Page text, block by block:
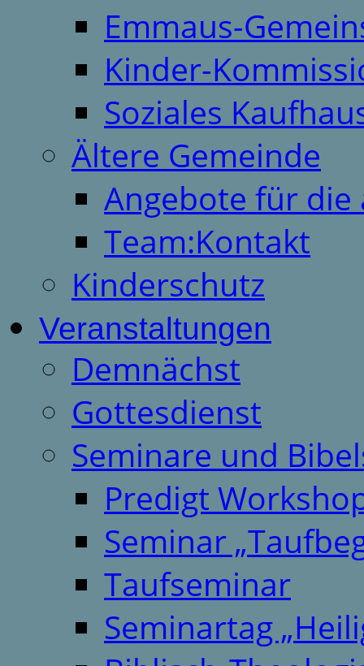
Emmaus-
Kinder-
Soziales
Ältere Gemeinde
Angebote für
Team:Kontakt
Kinderschutz
Veranstaltungen
Demnächst
Gottesdienst
Seminare und
Predigt
Seminar
Taufseminar
Seminartag